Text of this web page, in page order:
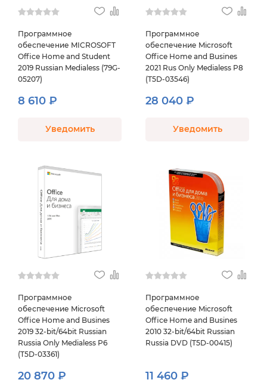
Программное
обеспечение MICROSOFT
Office Home and Student
2019 Russian Medialess (79G-
05207)
8 610 ₽
Уведомить
Программное
обеспечение Microsoft
Office Home and Busines
2021 Rus Only Medialess P8
(T5D-03546)
28 040 ₽
Уведомить
Программное
обеспечение Microsoft
Office Home and Busines
2019 32-bit/64bit Russian
Russia Only Medialess P6
(T5D-03361)
20 870 ₽
Программное
обеспечение Microsoft
Office Home and Busines
2010 32-bit/64bit Russian
Russia DVD (T5D-00415)
11 460 ₽